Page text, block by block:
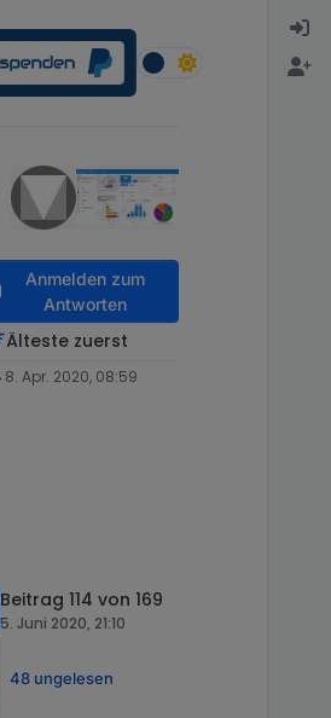
Anmelden zum
Antworten
Älteste zuerst
8. Apr. 2020, 08:59
Beitrag 114 von 169
5. Juni 2020, 21:10
48 ungelesen